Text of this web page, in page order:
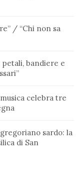
/ “Chi non sa
bandiere e
celebra tre
sardo: la
di San